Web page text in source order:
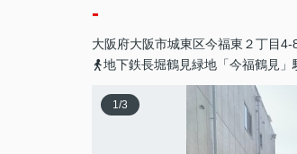
-
大阪府大阪市城東区今福東 ２丁目4-
地下鉄長堀鶴見緑地「今福鶴見」
1/3